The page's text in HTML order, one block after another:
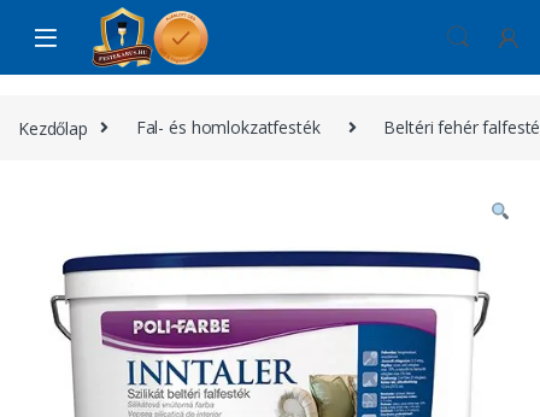
Skip to navigation
Skip to content
Kezdőlap Fal- és homlokzatfesték Beltéri fehér